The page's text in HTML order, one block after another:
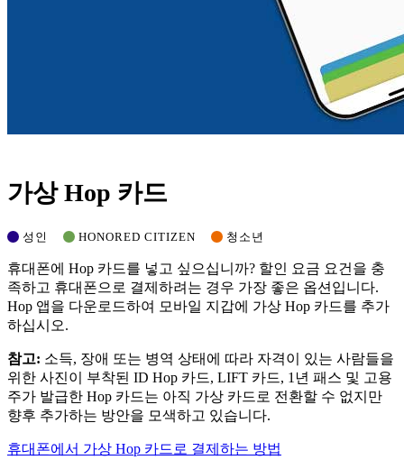
가상 Hop 카드
성인 HONORED CITIZEN 청소년
휴대폰에 Hop 카드를 넣고 싶으십니까? 할인 요금 요건을 충
족하고 휴대폰으로 결제하려는 경우 가장 좋은 옵션입니다.
Hop 앱을 다운로드하여 모바일 지갑에 가상 Hop 카드를 추가
하십시오.
참고: 소득, 장애 또는 병역 상태에 따라 자격이 있는 사람들을
위한 사진이 부착된 ID Hop 카드, LIFT 카드, 1년 패스 및 고용
주가 발급한 Hop 카드는 아직 가상 카드로 전환할 수 없지만
향후 추가하는 방안을 모색하고 있습니다.
휴대폰에서 가상 Hop 카드로 결제하는 방법